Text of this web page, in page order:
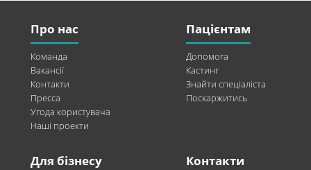
Про нас
Команда
Вакансії
Контакти
Пресса
Угода користувача
Наші проекти
Пацієнтам
Допомога
Кастинг
Знайти спеціаліста
Поскаржитись
Для бізнесу Контакти